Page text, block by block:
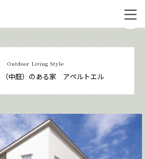
ある家 | アペルトエル
Outdoor Living Style
（中庭）のある家 アペルトエル